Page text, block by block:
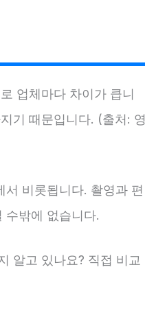
업체마다 차이가 큽니
기 때문입니다. (출처: 영
비롯됩니다. 촬영과 편
수밖에 없습니다.
알고 있나요? 직접 비교